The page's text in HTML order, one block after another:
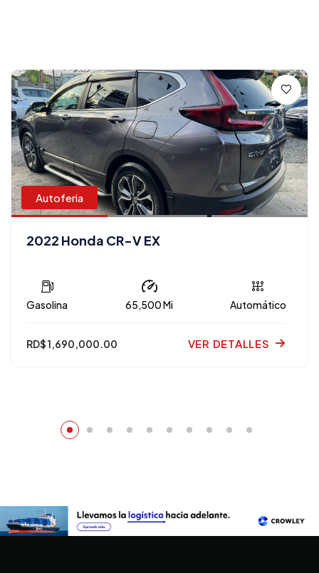
Autoferia
2022 Honda CR-V EX
Gasolina 65,500 Mi Automático
RD$ 1,690,000.00 VER DETALLES